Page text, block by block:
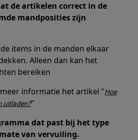
de artikelen correct in de
mandposities zijn
items in de manden elkaar
Alleen dan kan het
bereiken
informatie het artikel "Hoe
uitladen?"
dat past bij het type
van vervuiling.